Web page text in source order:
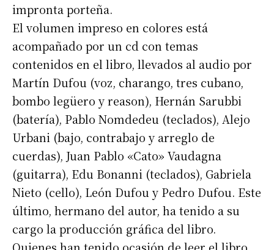
impronta porteña.
El volumen impreso en colores está
acompañado por un cd con temas
contenidos en el libro, llevados al audio por
Martín Dufou (voz, charango, tres cubano,
bombo legüero y reason), Hernán Sarubbi
(batería), Pablo Nomdedeu (teclados), Alejo
Urbani (bajo, contrabajo y arreglo de
cuerdas), Juan Pablo «Cato» Vaudagna
(guitarra), Edu Bonanni (teclados), Gabriela
Nieto (cello), León Dufou y Pedro Dufou. Este
último, hermano del autor, ha tenido a su
cargo la producción gráfica del libro.